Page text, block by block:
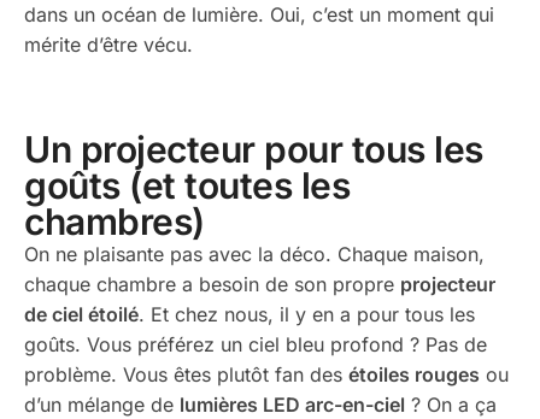
dans un océan de lumière. Oui, c’est un moment qui
mérite d’être vécu.
Un projecteur pour tous les
goûts (et toutes les
chambres)
On ne plaisante pas avec la déco. Chaque maison,
chaque chambre a besoin de son propre projecteur
de ciel étoilé. Et chez nous, il y en a pour tous les
goûts. Vous préférez un ciel bleu profond ? Pas de
problème. Vous êtes plutôt fan des étoiles rouges ou
d’un mélange de lumières LED arc-en-ciel ? On a ça